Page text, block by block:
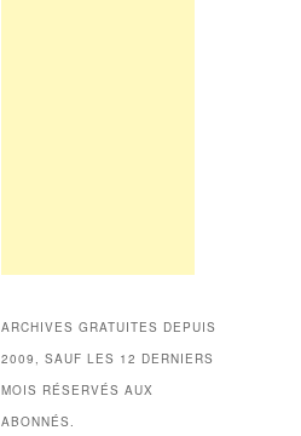
ARCHIVES GRATUITES DEPUIS
2009, SAUF LES 12 DERNIERS
MOIS RÉSERVÉS AUX
ABONNÉS.